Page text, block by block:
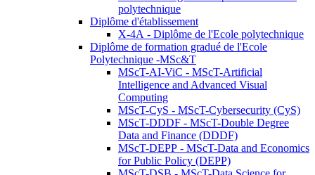
polytechnique
Diplôme d'établissement
X-4A - Diplôme de l'Ecole polytechnique
Diplôme de formation gradué de l'Ecole
Polytechnique -MSc&T
MScT-AI-ViC - MScT-Artificial
Intelligence and Advanced Visual
Computing
MScT-CyS - MScT-Cybersecurity (CyS)
MScT-DDDF - MScT-Double Degree
Data and Finance (DDDF)
MScT-DEPP - MScT-Data and Economics
for Public Policy (DEPP)